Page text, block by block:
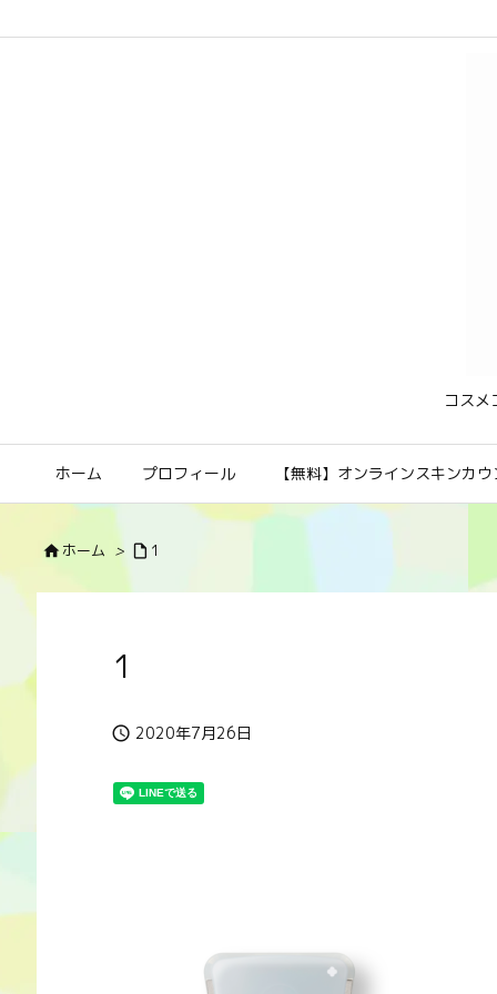
コスメ
ホーム プロフィール 【無料】オンラインスキンカ
ホーム >  1
1
 2020年7月26日